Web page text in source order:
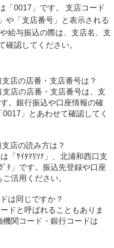
「0017」です。 支店コード
や「支店番号」と表示される
給与振込の際は、支店名、支
確認してください。
店の店番・支店番号は？
店の店番・支店番号は、支
。銀行振込や口座情報の確
」とあわせて確認してく
店の読み方は？
「ｻｲﾀﾏﾘｿﾅ」、北浦和西口支
ﾞﾁ」です。振込先登録や口座
活用ください。
は同じですか？
ドと呼ばれることもありま
関コード・銀行コードは